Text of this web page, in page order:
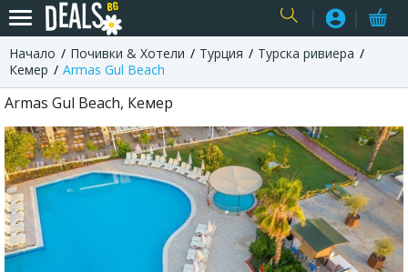
USER
Начало Почивки & Хотели Турция
Турска ривиера
Кемер
Armas Gul Beach
Armas Gul Beach, Кемер